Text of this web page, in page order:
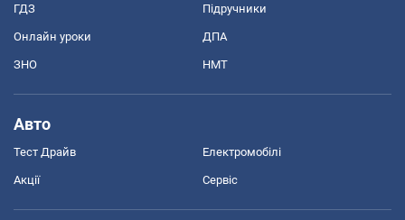
ГДЗ Підручники
Онлайн уроки ДПА
ЗНО НМТ
Авто
Тест Драйв Електромобілі
Акції Сервіс